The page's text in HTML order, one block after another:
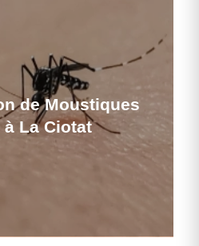
de Moustiques
à La Ciotat